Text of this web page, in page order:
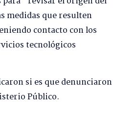
medidas que resulten
contacto con los
tecnológicos
si es que denunciaron
Público.